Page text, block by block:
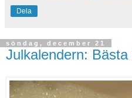
Dela
söndag, december 21
Julkalendern: Bästa